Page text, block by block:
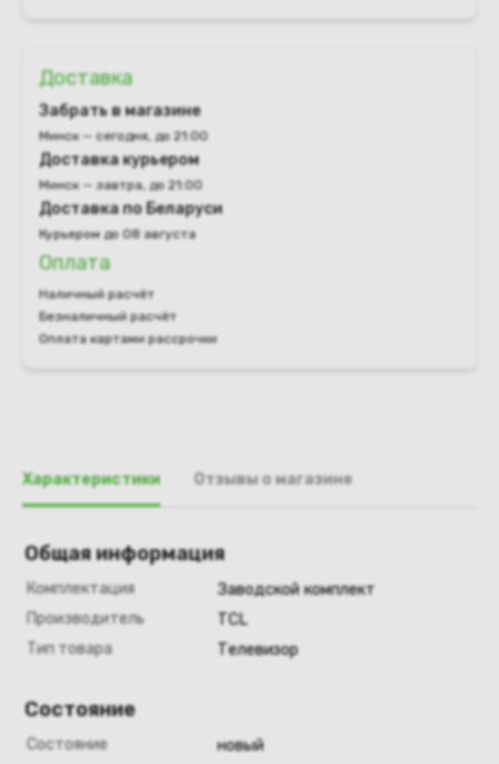
Доставка
Забрать в магазине
Минск — сегодня, до 21:00
Доставка курьером
Минск — завтра, до 21:00
Доставка по Беларуси
Курьером до 08 августа
Оплата
Наличный расчёт
Безналичный расчёт
Оплата картами рассрочки
Характеристики Отзывы о магазине
Общая информация
Комплектация
Заводской комплект
Производитель
TCL
Тип товара
Телевизор
Состояние
Состояние
новый